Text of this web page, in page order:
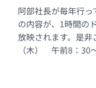
阿部社長が毎年行
の内容が、1時間の
放映されます。是
（木） 午前8：30